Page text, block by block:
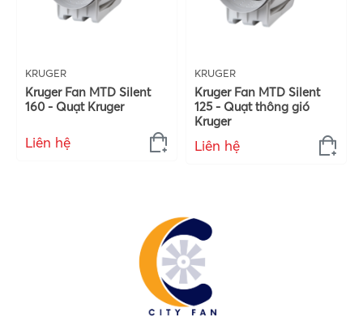
KRUGER
Kruger Fan MTD Silent
160 - Quạt Kruger
Liên hệ
KRUGER
Kruger Fan MTD Silent
125 - Quạt thông gió
Kruger
Liên hệ